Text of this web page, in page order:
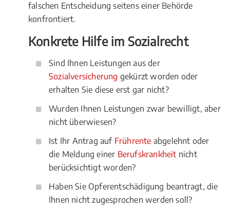
falschen Entscheidung seitens einer Behörde
konfrontiert.
Konkrete Hilfe im Sozialrecht
Sind Ihnen Leistungen aus der
Sozialversicherung gekürzt worden oder
erhalten Sie diese erst gar nicht?
Wurden Ihnen Leistungen zwar bewilligt, aber
nicht überwiesen?
Ist Ihr Antrag auf Frührente abgelehnt oder
die Meldung einer Berufskrankheit nicht
berücksichtigt worden?
Haben Sie Opferentschädigung beantragt, die
Ihnen nicht zugesprochen werden soll?